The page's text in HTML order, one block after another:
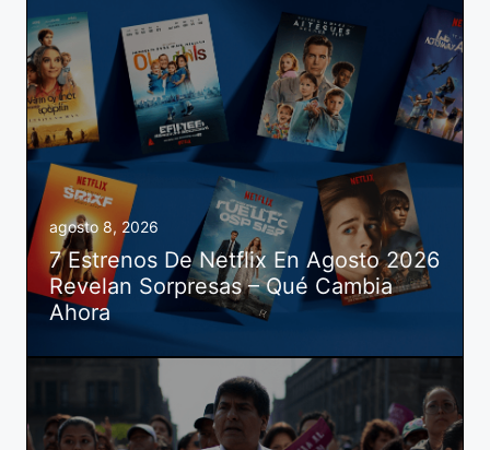
agosto 8, 2026
7 Estrenos De Netflix En Agosto 2026
Revelan Sorpresas – Qué Cambia
Ahora